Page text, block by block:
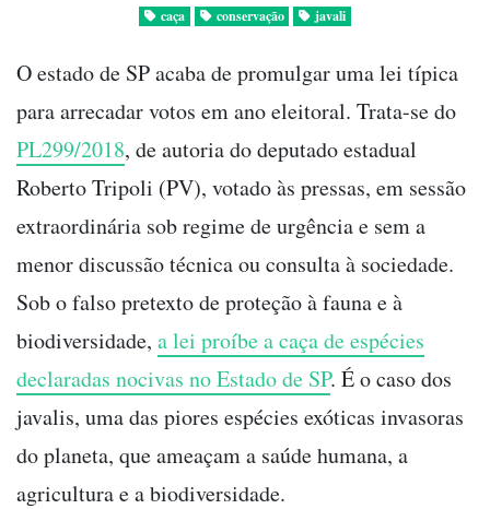
caça conservação javali
O estado de SP acaba de promulgar uma lei típica
para arrecadar votos em ano eleitoral. Trata-se do
PL299/2018, de autoria do deputado estadual
Roberto Tripoli (PV), votado às pressas, em sessão
extraordinária sob regime de urgência e sem a
menor discussão técnica ou consulta à sociedade.
Sob o falso pretexto de proteção à fauna e à
biodiversidade, a lei proíbe a caça de espécies
declaradas nocivas no Estado de SP. É o caso dos
javalis, uma das piores espécies exóticas invasoras
do planeta, que ameaçam a saúde humana, a
agricultura e a biodiversidade.